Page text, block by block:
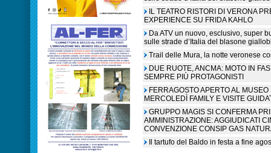
IL TEATRO RISTORI DI VERONA
EXPERIENCE SU FRIDA KAHLO
Da ATV un nuovo, esclusivo, super
sulle strade d’Italia del blasone
Trail delle Mura, la notte veronese
DUE RUOTE, ANCMA: MOTO IN
SEMPRE PIÙ PROTAGONISTI
FERRAGOSTO APERTO AL
MERCOLEDÌ FAMILY E VISITE
GRUPPO MAGIS SI CONFERMA
AMMINISTRAZIONE: AGGIUDICATI
CONVENZIONE CONSIP GAS
Il tartufo del Baldo in festa a fine